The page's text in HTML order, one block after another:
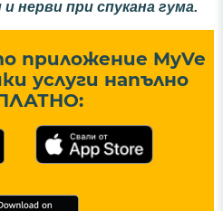
нерви при спукана гума.
приложение MyVe
услуги напълно